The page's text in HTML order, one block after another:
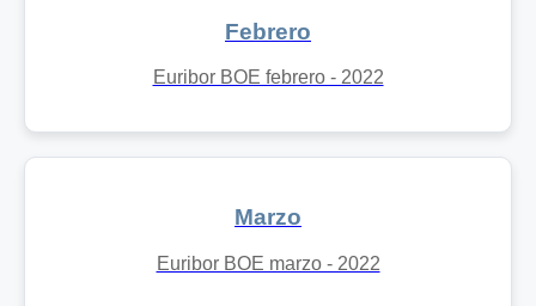
Febrero
Euribor BOE febrero - 2022
Marzo
Euribor BOE marzo - 2022